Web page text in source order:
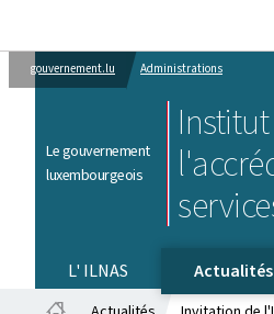
gouvernement.lu Administrations
Le gouvernement
luxembourgeois
L' ILNAS
Actualités